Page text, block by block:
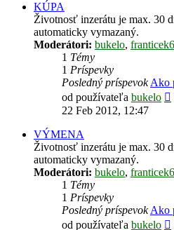
KÚPA
Životnosť inzerátu je max. 30
automaticky vymazaný.
Moderátori: bukelo, franticek6
1 Témy
1 Príspevky
Posledný príspevokAko
od používateľa bukelo
22 Feb 2012, 12:47
VÝMENA
Životnosť inzerátu je max. 30
automaticky vymazaný.
Moderátori: bukelo, franticek6
1 Témy
1 Príspevky
Posledný príspevokAko
od používateľa bukelo